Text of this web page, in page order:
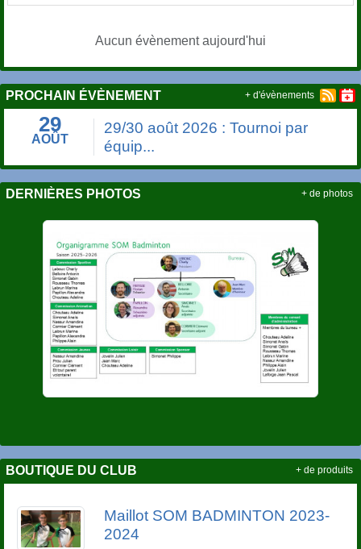
Aucun évènement aujourd'hui
PROCHAIN ÉVÈNEMENT
29
AOÛT
29/30 août 2026 : Tournoi par
équip...
+ d'évènements
DERNIÈRES PHOTOS + de photos
BOUTIQUE DU CLUB
Maillot SOM BADMINTON 2023-
2024
+ de produits